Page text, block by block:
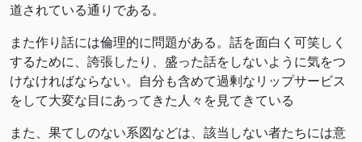
道されている通りである。
また作り話には倫理的に問題がある。話を面白く可笑しく
するために、誇張したり、盛った話をしないように気をつ
けなければならない。自分も含めて過剰なリップサービス
をして大変な目にあってきた人々を見てきている
また、果てしのない系図などは、該当しない者たちには意